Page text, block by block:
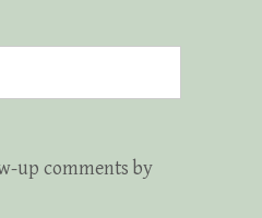
up comments by